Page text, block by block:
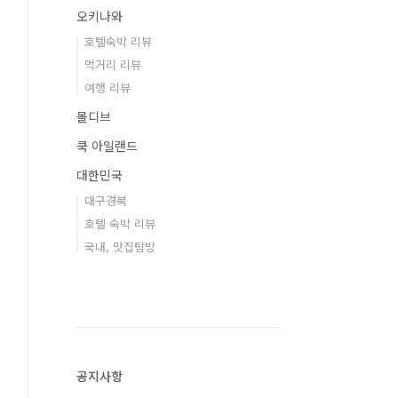
오키나와
호텔숙박 리뷰
먹거리 리뷰
여행 리뷰
몰디브
쿡 아일랜드
대한민국
대구경북
호텔 숙박 리뷰
국내, 맛집탐방
공지사항